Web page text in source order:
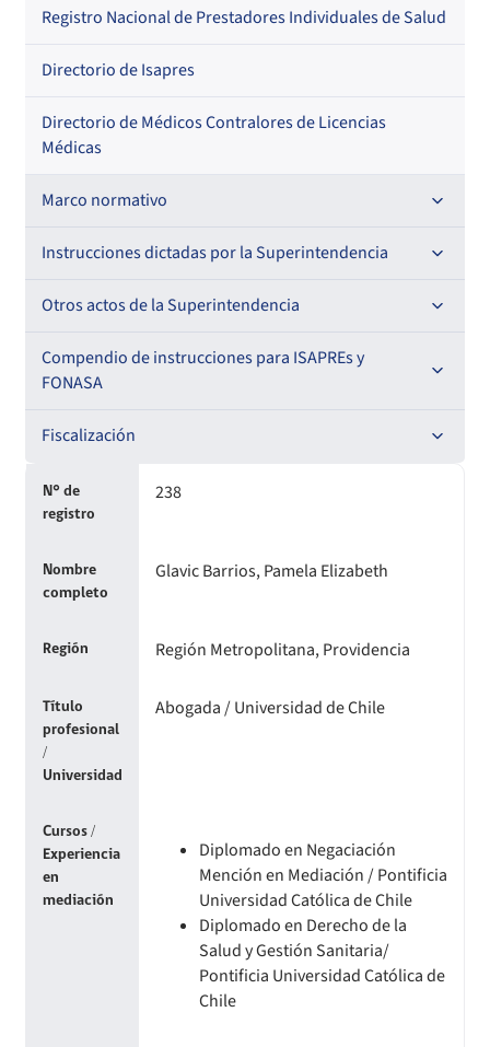
Por profesión
Por orden alfabético
Por especialidad
Registro Nacional de Prestadores Individuales de Salud
Directorio de Isapres
Directorio de Médicos Contralores de Licencias
Médicas
Marco normativo
Leyes
Decretos con Fuerza de Ley
Decretos
Instrucciones dictadas por la Superintendencia
Para ISAPREs y FONASA
Circulares
Oficios Circulares
Para Prestadores Institucionales
Resoluciones
Oficios Circulares
Circulares internas
Resoluciones
Resoluciones
Para Prestadores Individuales
Circulares
Oficios Circulares
Para otros destinatarios
Otros actos de la Superintendencia
Antecedentes preparatorios de normas que afecten a
EMT Ley N° 20.416
Comisión Evaluadora de Licitaciones Públicas
Convenios de colaboración
Decreta reserva o secreto según Ley N° 20.285
Estructura Orgánica
Informes de Fiscalización
Llamados a concurso de personal
Sanciones aplicadas
Actas Consejo Consultivo Ley Corta de Isapres
Compendio de instrucciones para ISAPREs y
FONASA
Compendio Beneficios
Compendio de Archivos Maestros
Compendio Instrumentos Contractuales
Compendio Procedimientos
Fiscalización
Informes de fiscalización
Sanciones a Entidades Acreditadoras
Sanciones Agentes de Ventas
N° de
registro
238
Nombre
completo
Glavic Barrios, Pamela Elizabeth
Región Región Metropolitana, Providencia
Título
profesional
/
Universidad
Abogada / Universidad de Chile
Cursos /
Experiencia
en
mediación
Diplomado en Negaciación
Mención en Mediación / Pontificia
Universidad Católica de Chile
Diplomado en Derecho de la
Salud y Gestión Sanitaria/
Pontificia Universidad Católica de
Chile